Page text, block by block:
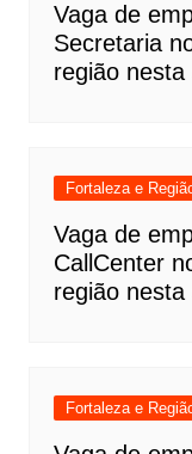
Vaga de
Secretaria
região
Fortaleza e
Vaga de
CallCenter
região
Fortaleza e